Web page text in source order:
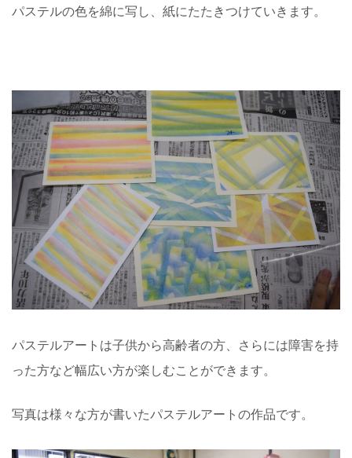
パステルの色を綿に写し、紙にたたきつけていきます。
パステルアートは子供から高齢者の方、さらには障害を持
った方など幅広い方が楽しむことができます。
写真は様々な方が書いたパステルアートの作品です。